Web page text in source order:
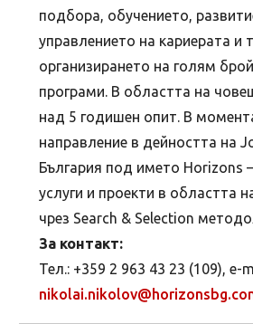
подбора, обучението,
управлението на кариерата и
организирането на голям
програми. В областта на
над 5 годишен опит. В
направление в дейността на
България под името Horizons
услуги и проекти в областта
чрез Search & Selection
За контакт:
Тел.: +359 2 963 43 23 (109), e-